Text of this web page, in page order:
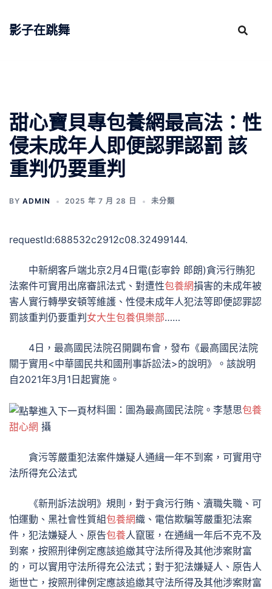
影子在跳舞
甜心寶貝專包養網最高法：性
侵未成年人即便認罪認罰 該
重判仍要重判
BY ADMIN 2025 年 7 月 28 日 未分類
requestId:688532c2912c08.32499144.
中新網客戶端北京2月4日電(彭寧鈴 郎朗)貪污行賄犯
法案件可實用出席審訊法式、對遭性包養網損害的未成年被
害人實行轉學安頓等維護、性侵未成年人犯法等即便認罪認
罰該重判仍要重判 女大生包養俱樂部……
4日，最高國民法院召開闢布會，發布《最高國民法院
關于實用<中華國民共和國刑事訴訟法>的說明》。該說明
自2021年3月1日起實施。
材料圖：圖為最高國民法院。李慧思包養
甜心網 攝
貪污等嚴重犯法案件嫌疑人通緝一年不到案，可實用守
法所得充公法式
《新刑訴法說明》規則，對于貪污行賄、瀆職失職、可
怕運動、黑社會性質組包養網織、電信欺騙等嚴重犯法案
件，犯法嫌疑人、原告包養人竄匿，在通緝一年后不克不及
到案，按照刑律例定應該追繳其守法所得及其他涉案財富
的，可以實用守法所得充公法式；對于犯法嫌疑人、原告人
逝世亡，按照刑律例定應該追繳其守法所得及其他涉案財富